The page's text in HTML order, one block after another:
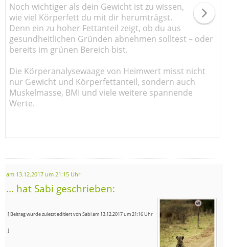
Noch wichtiger als dein Gewicht ist zu wissen,
wie viel Körperfett du mit dir herumträgst.
Denn ein zu hoher Fettanteil zeigt, ob du aus
gesundheitlichen Gründen abnehmen solltest – oder
bereits im grünen Bereich bist.
Die Körperanalysewaage von Heimwert misst nicht
nur Gewicht und Körperfettanteil, sondern auch
Muskelmasse, BMI und viele weitere spannende
Werte.
am 13.12.2017 um 21:15 Uhr
... hat Sabi geschrieben:
[ Beitrag wurde zuletzt editiert von Sabi am 13.12.2017 um 21:16 Uhr
]